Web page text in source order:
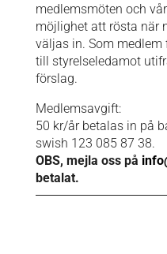
medlemsmöten och
möjlighet att rösta när
väljas in. Som
till styrelseledamot
förslag.
Medlemsavgift:
50 kr/år betalas in på
swish 123 085 87 38.
OBS, mejla oss på
betalat.